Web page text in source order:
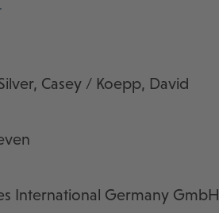
Casey / Koepp, David
International Germany GmbH